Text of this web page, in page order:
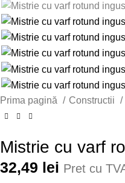
Prima pagină Constructii
Mistrie cu varf
32,49 lei Pret cu